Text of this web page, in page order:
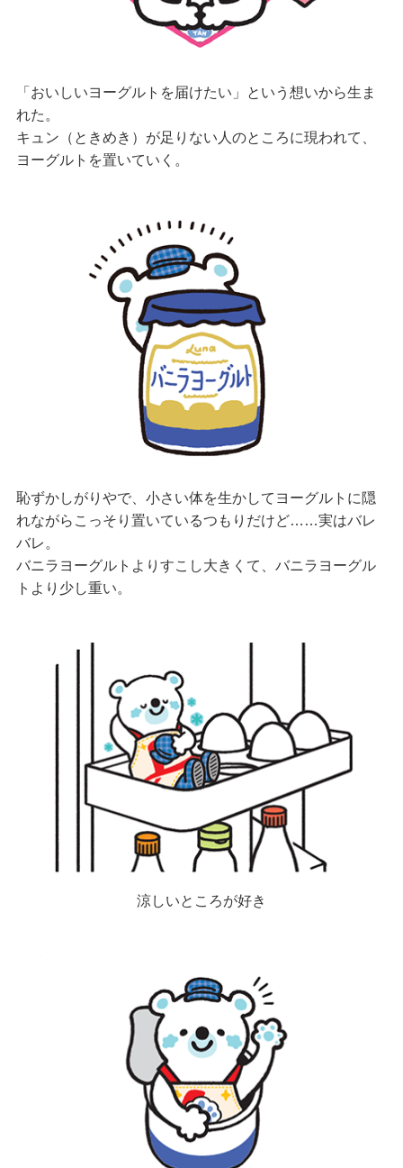
「おいしいヨーグルトを届けたい」という想いから生ま
れた。
キュン（ときめき）が足りない人のところに現われて、
ヨーグルトを置いていく。
恥ずかしがりやで、小さい体を生かしてヨーグルトに隠
れながらこっそり置いているつもりだけど……実はバレ
バレ。
バニラヨーグルトよりすこし大きくて、バニラヨーグル
トより少し重い。
涼しいところが好き